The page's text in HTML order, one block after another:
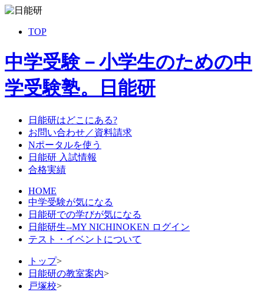
TOP
中学受験－小学生のための中
学受験塾。日能研
日能研はどこにある?
お問い合わせ／資料請求
Nポータルを使う
日能研 入試情報
合格実績
HOME
中学受験が気になる
日能研での学びが気になる
日能研生--MY NICHINOKEN ログイン
テスト・イベントについて
トップ>
日能研の教室案内>
戸塚校>